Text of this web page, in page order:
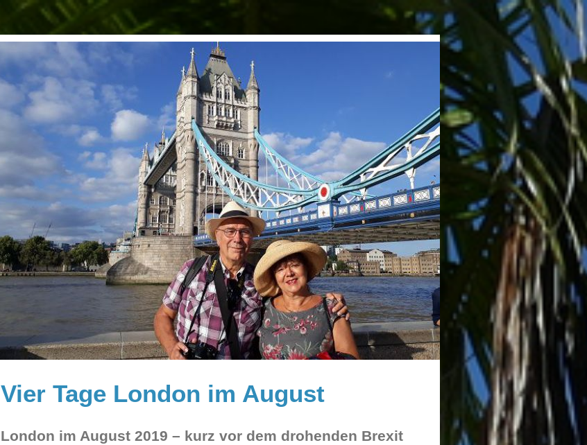
Vier Tage London im August
London im August 2019 – kurz vor dem drohenden Brexit